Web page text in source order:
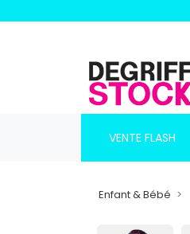
VENTE FLASH
Enfant & Bébé